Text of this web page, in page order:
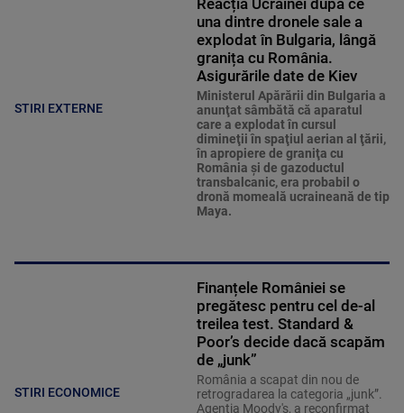
STIRI EXTERNE
Reacția Ucrainei după ce
una dintre dronele sale a
explodat în Bulgaria, lângă
granița cu România.
Asigurările date de Kiev
Ministerul Apărării din Bulgaria a
anunţat sâmbătă că aparatul
care a explodat în cursul
dimineţii în spaţiul aerian al ţării,
în apropiere de graniţa cu
România şi de gazoductul
transbalcanic, era probabil o
dronă momeală ucraineană de tip
Maya.
STIRI ECONOMICE
Finanțele României se
pregătesc pentru cel de-al
treilea test. Standard &
Poor’s decide dacă scapăm
de „junk”
România a scapat din nou de
retrogradarea la categoria „junk”.
Agenția Moody's, a reconfirmat